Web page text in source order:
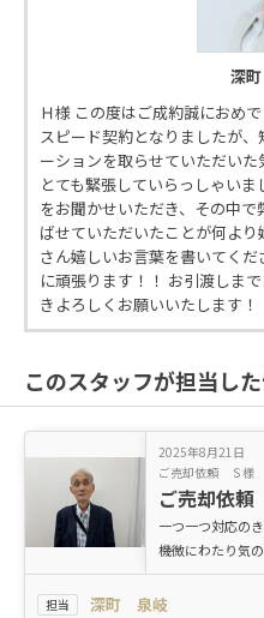
深
Ｈ様 この度はご成約誠におめ
スピード契約となりましたが
ーションを取らせていただい
とても緊張していらっしゃい
をお聞かせいただき、その中
ばせていただいたことが何より
さん嬉しいお言葉を書いてく
に頑張ります！！ お引渡しま
きよろしくお願いいたします！
このスタッフが担当し
2025年8月21日
ご売却依頼 Ｓ様
ご売却依
一つ一つ対応の
機微にわたり気
担当 深町 泉岐